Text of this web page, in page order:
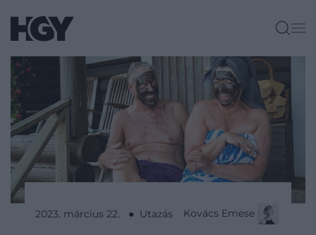
2023. március 22. ● Utazás Kovács Emese